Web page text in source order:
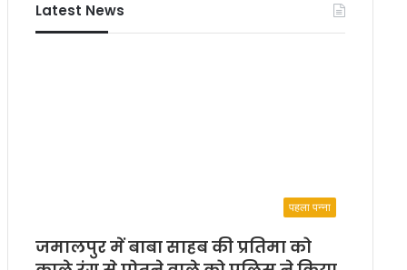
Latest News
पहला पन्ना
जमालपुर में बाबा साहब की प्रतिमा को